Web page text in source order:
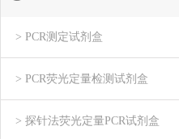
> PCR测定试剂盒
> PCR荧光定量检测试剂盒
> 探针法荧光定量PCR试剂盒